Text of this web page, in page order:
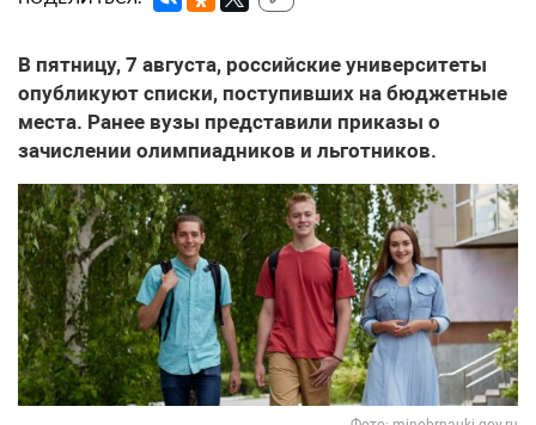
В пятницу, 7 августа, российские университеты
опубликуют списки, поступивших на бюджетные
места. Ранее вузы представили приказы о
зачислении олимпиадников и льготников.